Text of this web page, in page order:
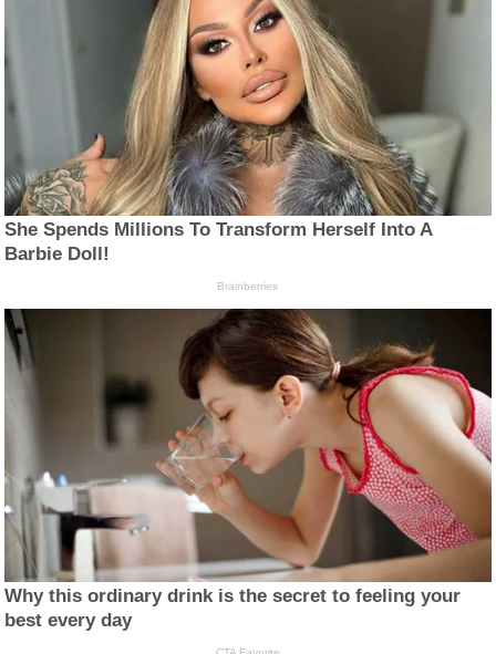
She Spends Millions To Transform Herself Into A
Barbie Doll!
Brainberries
Why this ordinary drink is the secret to feeling your
best every day